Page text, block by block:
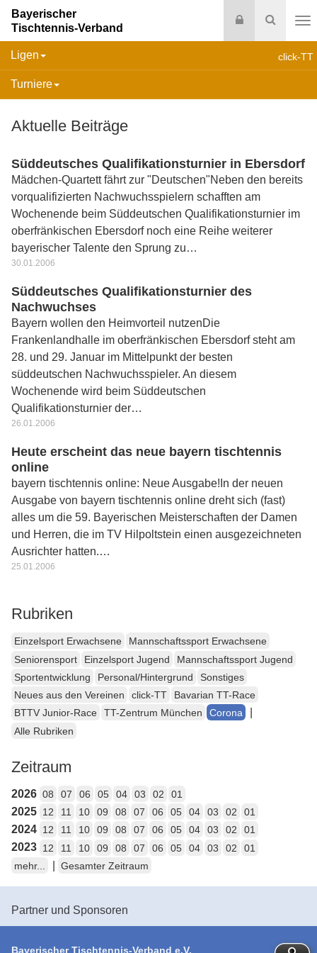
Suche
Login
Bayerischer
Tischtennis-Verband
click-TT
Ligen
Turniere
Aktuelle Beiträge
Süddeutsches Qualifikationsturnier in Ebersdorf
Mädchen-Quartett fährt zur "Deutschen"Neben den bereits
vorqualifizierten Nachwuchsspielern schafften am
Wochenende beim Süddeutschen Qualifikationsturnier im
oberfränkischen Ebersdorf noch eine Reihe weiterer
bayerischer Talente den Sprung zu…
30.01.2006
Süddeutsches Qualifikationsturnier des
Nachwuchses
Bayern wollen den Heimvorteil nutzenDie
Frankenlandhalle im oberfränkischen Ebersdorf steht am
28. und 29. Januar im Mittelpunkt der besten
süddeutschen Nachwuchsspieler. An diesem
Wochenende wird beim Süddeutschen
Qualifikationsturnier der…
26.01.2006
Heute erscheint das neue bayern tischtennis
online
bayern tischtennis online: Neue Ausgabe!In der neuen
Ausgabe von bayern tischtennis online dreht sich (fast)
alles um die 59. Bayerischen Meisterschaften der Damen
und Herren, die im TV Hilpoltstein einen ausgezeichneten
Ausrichter hatten.…
25.01.2006
Rubriken
Einzelsport Erwachsene
Mannschaftssport Erwachsene
Seniorensport
Einzelsport Jugend
Mannschaftssport Jugend
Sportentwicklung
Personal/Hintergrund
Sonstiges
Neues aus den Vereinen
click-TT
Bavarian TT-Race
BTTV Junior-Race
TT-Zentrum München Corona
Alle Rubriken
Zeitraum
2026 08 07 06 05 04 03 02 01
2025 12 11 10 09 08 07 06 05 04 03 02 01
2024 12 11 10 09 08 07 06 05 04 03 02 01
2023 12 11 10 09 08 07 06 05 04 03 02
01
mehr...
Gesamter Zeitraum
Partner und Sponsoren
Bayerischer Tischtennis-Verband e.V.